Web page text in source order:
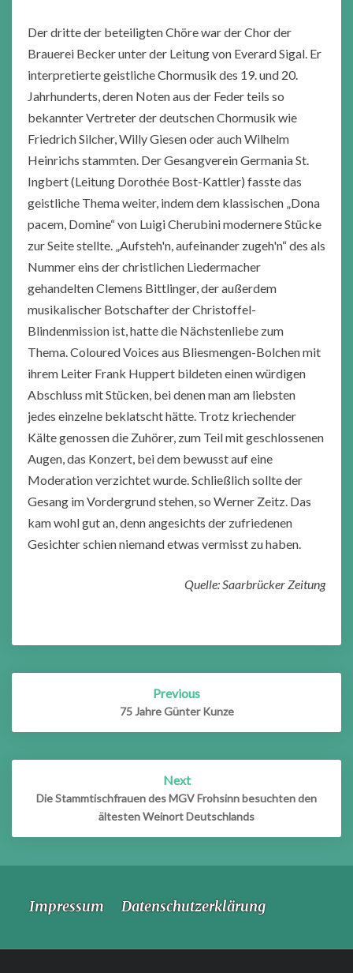
Der dritte der beteiligten Chöre war der Chor der
Brauerei Becker unter der Leitung von Everard Sigal. Er
interpretierte geistliche Chormusik des 19. und 20.
Jahrhunderts, deren Noten aus der Feder teils so
bekannter Vertreter der deutschen Chormusik wie
Friedrich Silcher, Willy Giesen oder auch Wilhelm
Heinrichs stammten. Der Gesangverein Germania St.
Ingbert (Leitung Dorothée Bost-Kattler) fasste das
geistliche Thema weiter, indem dem klassischen „Dona
pacem, Domine“ von Luigi Cherubini modernere Stücke
zur Seite stellte. „Aufsteh'n, aufeinander zugeh'n“ des als
Nummer eins der christlichen Liedermacher
gehandelten Clemens Bittlinger, der außerdem
musikalischer Botschafter der Christoffel-
Blindenmission ist, hatte die Nächstenliebe zum
Thema. Coloured Voices aus Bliesmengen-Bolchen mit
ihrem Leiter Frank Huppert bildeten einen würdigen
Abschluss mit Stücken, bei denen man am liebsten
jedes einzelne beklatscht hätte. Trotz kriechender
Kälte genossen die Zuhörer, zum Teil mit geschlossenen
Augen, das Konzert, bei dem bewusst auf eine
Moderation verzichtet wurde. Schließlich sollte der
Gesang im Vordergrund stehen, so Werner Zeitz. Das
kam wohl gut an, denn angesichts der zufriedenen
Gesichter schien niemand etwas vermisst zu haben.
Quelle: Saarbrücker Zeitung
Post
Previous
75 Jahre Günter Kunze
Next
Die Stammtischfrauen des MGV Frohsinn besuchten den
ältesten Weinort Deutschlands
Impressum Datenschutzerklärung